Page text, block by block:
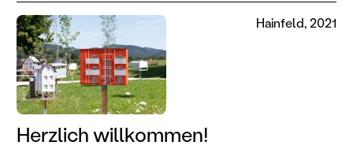
Herzlich willkommen!
Hainfeld, 2021